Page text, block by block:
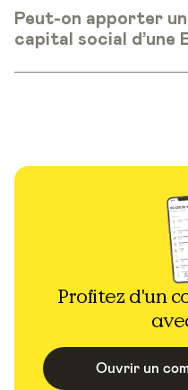
Peut-on apporter
capital social d’une
Profitez d'un
Ouvrir un